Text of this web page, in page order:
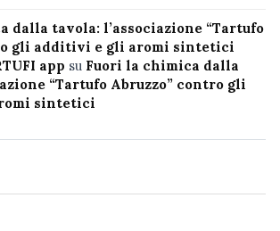
dalla tavola: l’associazione “Tartufo
gli additivi e gli aromi sintetici
app su Fuori la chimica dalla
“Tartufo Abruzzo” contro gli
sintetici